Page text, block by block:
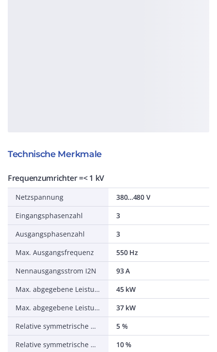
Technische Merkmale
Frequenzumrichter =< 1 kV
Netzspannung
380...480 V
Eingangsphasenzahl
3
Ausgangsphasenzahl
3
Max. Ausgangsfrequenz
550 Hz
Nennausgangsstrom I2N
93 A
Max. abgegebene Leistung bei quadrat. Belastung bei Bemessungsausgangsspannung
45 kW
Max. abgegebene Leistung bei linearer Belastung bei Bemessungsausgangsspannung
37 kW
Relative symmetrische Netzfrequenztoleranz
5 %
Relative symmetrische Netzspannungstoleranz
10 %